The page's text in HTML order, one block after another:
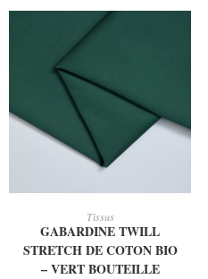
Tissus
GABARDINE TWILL
STRETCH DE COTON BIO
– VERT BOUTEILLE